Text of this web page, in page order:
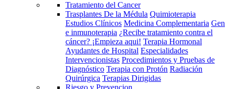
Tratamiento del Cancer
Trasplantes De la Médula Quimioterapia
Estudios Clínicos Medicina Complementaria Gen
e inmunoterapia ¿Recibe tratamiento contra el
cáncer? ¡Empieza aqui! Terapia Hormonal
Ayudantes de Hospital Especialidades
Intervencionistas Procedimientos y Pruebas de
Diagnóstico Terapia con Protón Radiación
Quirúrgica Terapias Dirigidas
Riesgo y Prevencion